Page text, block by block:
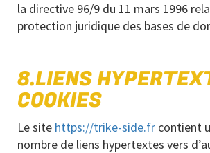
la directive 96/9 du 11 mars 1996
protection juridique des bases de
8.LIENS
COOKIES
Le site https://trike-side.fr contient
nombre de liens hypertextes vers